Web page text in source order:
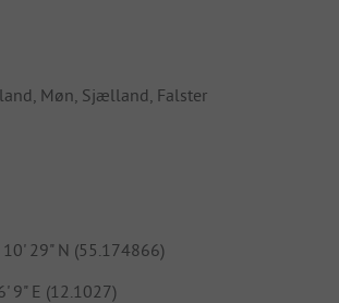
Møn, Sjælland, Falster
29" N (55.174866)
9" E (12.1027)